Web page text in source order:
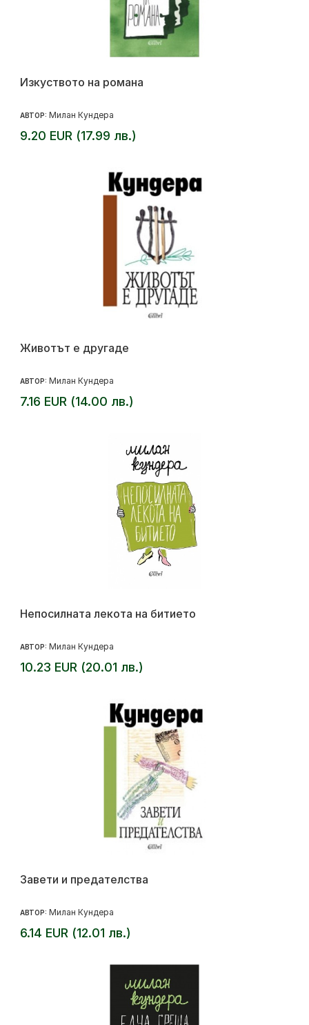
Изкуството на романа
АВТОР: Милан Кундера
9.20 EUR (17.99 лв.)
Животът е другаде
АВТОР: Милан Кундера
7.16 EUR (14.00 лв.)
Непосилната лекота на битието
АВТОР: Милан Кундера
10.23 EUR (20.01 лв.)
Завети и предателства
АВТОР: Милан Кундера
6.14 EUR (12.01 лв.)